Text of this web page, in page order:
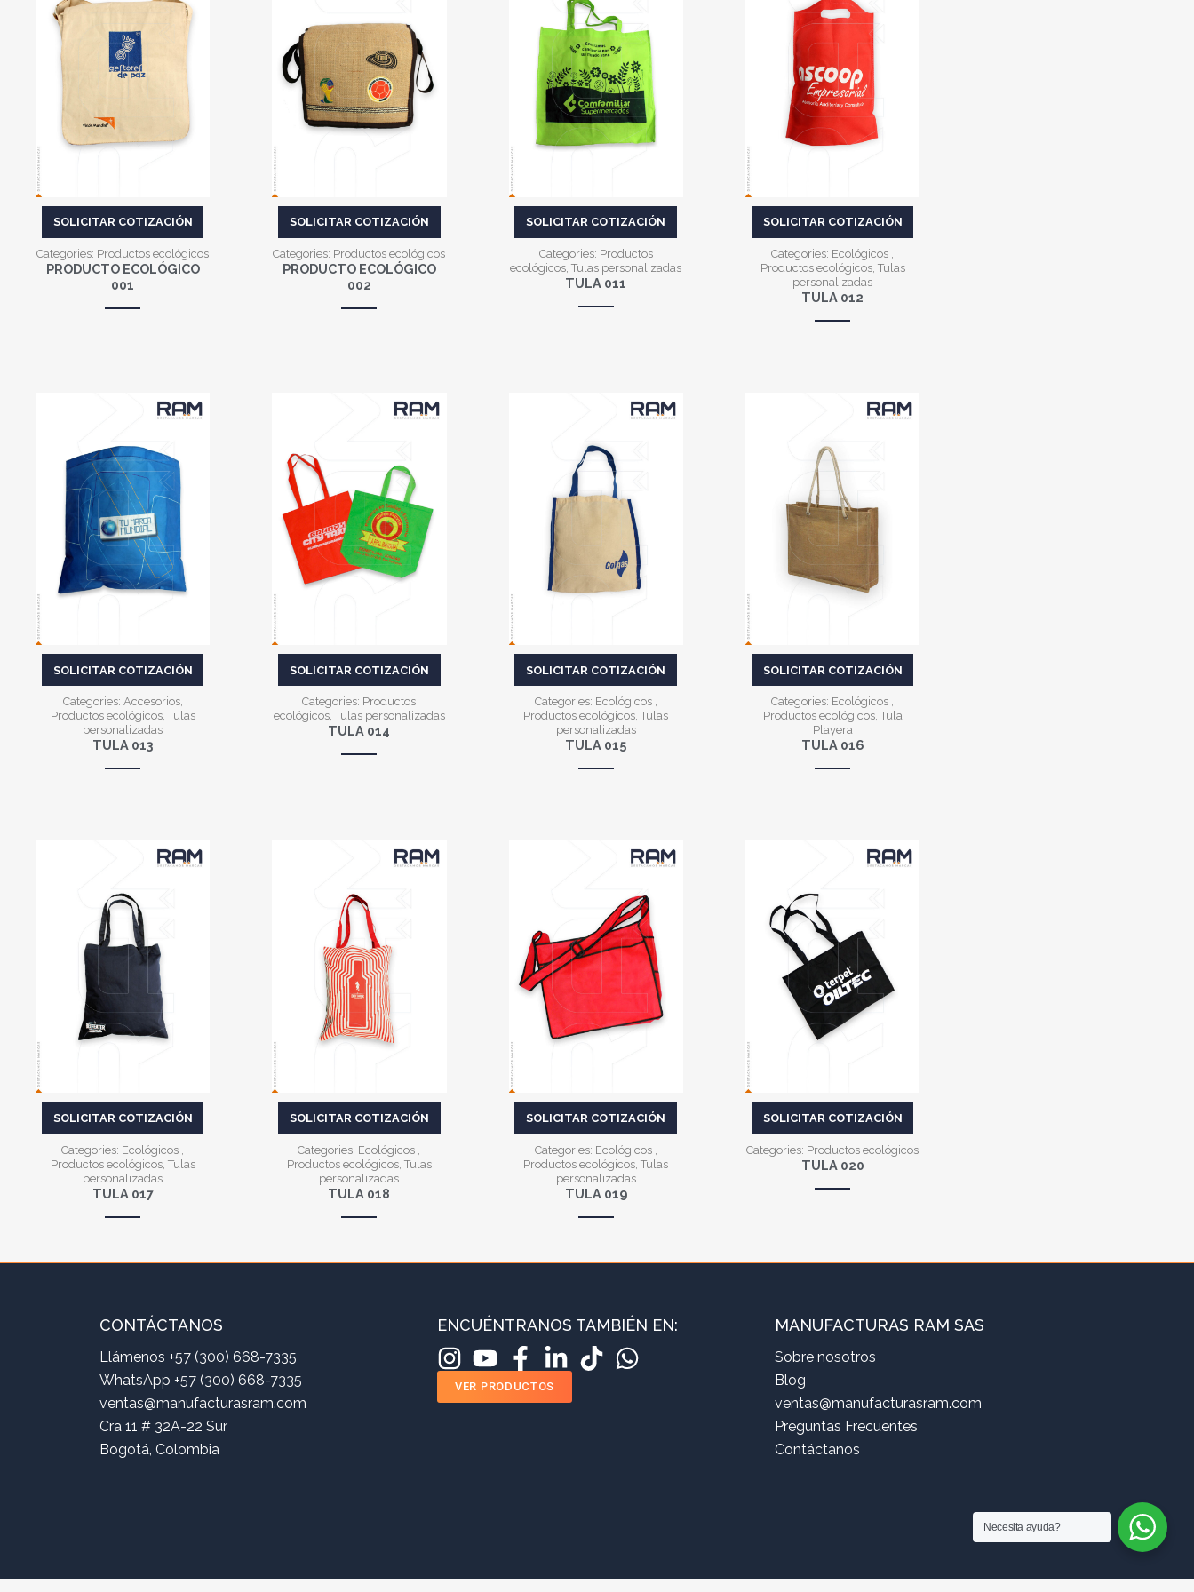
VER MÁS
SOLICITAR COTIZACIÓN
Categories: Productos ecológicos
PRODUCTO ECOLÓGICO
001
VER MÁS
SOLICITAR COTIZACIÓN
Categories: Productos ecológicos
PRODUCTO ECOLÓGICO
002
VER MÁS
SOLICITAR COTIZACIÓN
Categories: Productos
ecológicos,Tulas personalizadas
TULA 011
VER MÁS
SOLICITAR COTIZACIÓN
Categories: Ecológicos ,
Productos ecológicos, Tulas
personalizadas
TULA 012
VER MÁS
SOLICITAR COTIZACIÓN
Categories: Accesorios,
Productos ecológicos, Tulas
personalizadas
TULA 013
VER MÁS
SOLICITAR COTIZACIÓN
Categories: Productos
ecológicos, Tulas personalizadas
TULA 014
SOLICITAR COTIZACIÓN
Categories: Ecológicos ,
Productos ecológicos,Tulas
personalizadas
TULA 015
VER MÁS
SOLICITAR COTIZACIÓN
Categories: Ecológicos ,
Productos ecológicos, Tula
Playera
TULA 016
SOLICITAR COTIZACIÓN
Categories: Ecológicos
Productos ecológicos, Tulas
personalizadas
TULA 017
VER MÁS
SOLICITAR COTIZACIÓN
Categories: Ecológicos
Productos ecológicos, Tulas
personalizadas
TULA 018
VER MÁS
SOLICITAR COTIZACIÓN
Categories: Ecológicos
Productos ecológicos ,Tulas
personalizadas
TULA 019
VER MÁS
SOLICITAR COTIZACIÓN
Categories: Productos ecológicos
TULA 020
CONTÁCTANOS
Llámenos +57 (300) 668-7335
WhatsApp +57 (300) 668-7335
ventas@manufacturasram.com
Cra 11 # 32A-22 Sur
Bogotá, Colombia
ENCUÉNTRANOS TAMBIÉN EN:
VER PRODUCTOS
MANUFACTURAS RAM SAS
Sobre nosotros
Blog
ventas@manufacturasram.com
Preguntas Frecuentes
Contáctanos
Necesita ayuda?